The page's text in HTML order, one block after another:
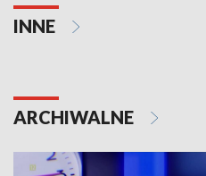
INNE
ARCHIWALNE